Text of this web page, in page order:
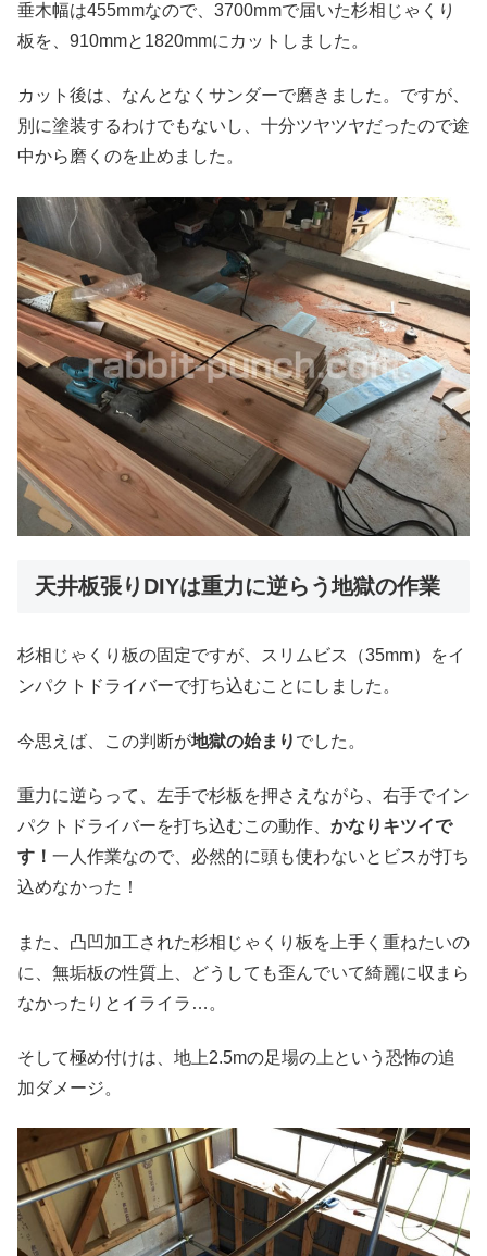
垂木幅は455mmなので、3700mmで届いた杉相じゃくり
板を、910mmと1820mmにカットしました。
カット後は、なんとなくサンダーで磨きました。ですが、
別に塗装するわけでもないし、十分ツヤツヤだったので途
中から磨くのを止めました。
天井板張りDIYは重力に逆らう地獄の作業
杉相じゃくり板の固定ですが、スリムビス（35mm）をイ
ンパクトドライバーで打ち込むことにしました。
今思えば、この判断が地獄の始まり でした。
重力に逆らって、左手で杉板を押さえながら、右手でイン
パクトドライバーを打ち込むこの動作、 かなりキツイで
す！ 一人作業なので、必然的に頭も使わないとビスが打ち
込めなかった！
また、凸凹加工された杉相じゃくり板を上手く重ねたいの
に、無垢板の性質上、どうしても歪んでいて綺麗に収まら
なかったりとイライラ…。
そして極め付けは、地上2.5mの足場の上という恐怖の追
加ダメージ。